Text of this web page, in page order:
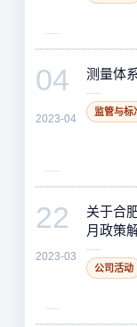
04
2023-04
测量体
监管与标
22
2023-03
关于合
月政策
公司活动